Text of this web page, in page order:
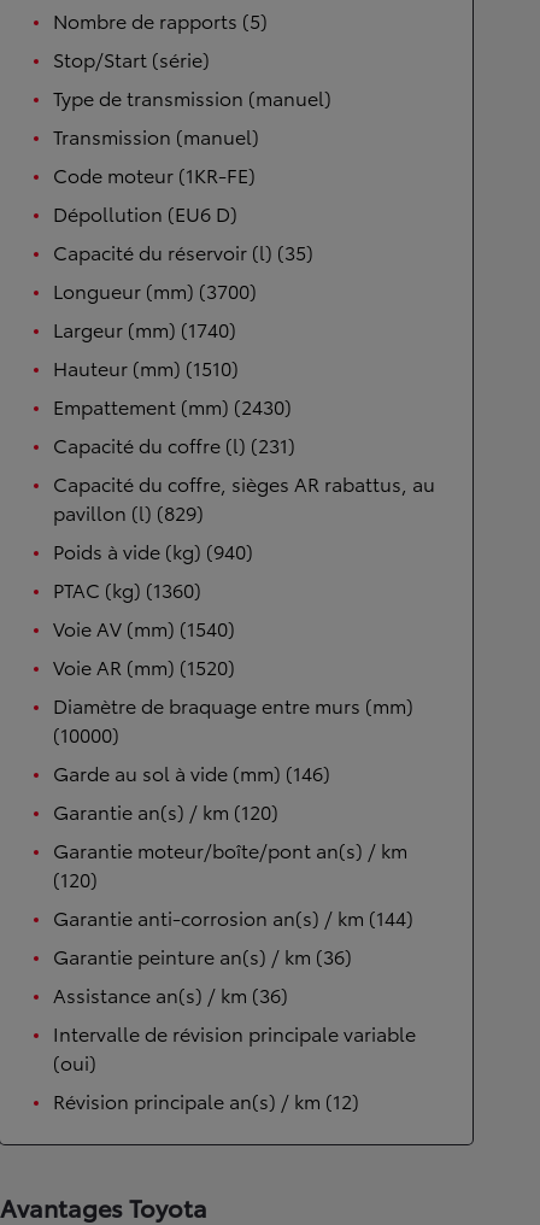
Nombre de rapports (5)
Stop/Start (série)
Type de transmission (manuel)
Transmission (manuel)
Code moteur (1KR-FE)
Dépollution (EU6 D)
Capacité du réservoir (l) (35)
Longueur (mm) (3700)
Largeur (mm) (1740)
Hauteur (mm) (1510)
Empattement (mm) (2430)
Capacité du coffre (l) (231)
Capacité du coffre, sièges AR rabattus, au
pavillon (l) (829)
Poids à vide (kg) (940)
PTAC (kg) (1360)
Voie AV (mm) (1540)
Voie AR (mm) (1520)
Diamètre de braquage entre murs (mm)
(10000)
Garde au sol à vide (mm) (146)
Garantie an(s) / km (120)
Garantie moteur/boîte/pont an(s) / km
(120)
Garantie anti-corrosion an(s) / km (144)
Garantie peinture an(s) / km (36)
Assistance an(s) / km (36)
Intervalle de révision principale variable
(oui)
Révision principale an(s) / km (12)
Avantages Toyota